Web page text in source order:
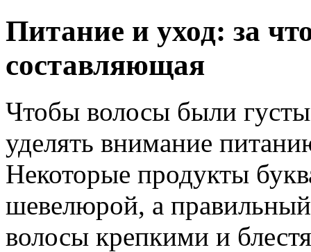
Питание и уход: за
составляющая
Чтобы волосы были
уделять внимание
Некоторые продукты
шевелюрой, а
волосы крепкими и